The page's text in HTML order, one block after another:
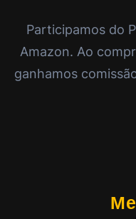
Participamos do
Amazon. Ao
ganhamos